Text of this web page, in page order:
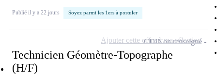
Publié il y a 22 jours Soyez parmi les 1ers à postuler
Technicien Géomètre-Topographe
(H/F)
CDINon renseigné
Ajouter cette offre à ma sélection